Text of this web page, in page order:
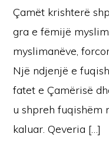
Çamët krishterë
gra e fëmijë
myslimanëve,
Një ndjenjë e
fatet e Çamërisë
u shpreh fuqishëm
kaluar. Qeveria […]